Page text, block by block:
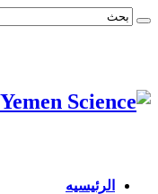
الرئيسيه